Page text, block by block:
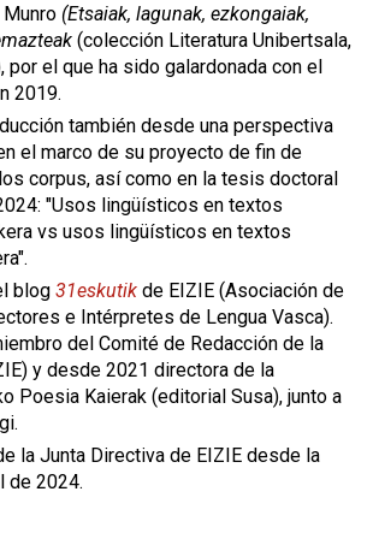
(Etsaiak, lagunak, ezkongaiak,
(colección Literatura Unibertsala,
por el que ha sido galardonada con el
2019.
también desde una perspectiva
el marco de su proyecto de fin de
corpus, así como en la tesis doctoral
"Usos lingüísticos en textos
vs usos lingüísticos en textos
blog 31eskutik de EIZIE (Asociación de
e Intérpretes de Lengua Vasca).
del Comité de Redacción de la
y desde 2021 directora de la
Poesia Kaierak (editorial Susa), junto a
la Junta Directiva de EIZIE desde la
de 2024.